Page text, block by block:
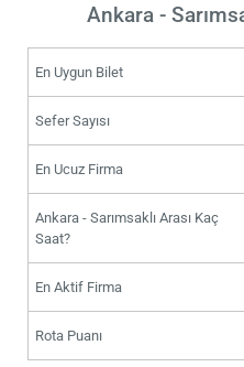
Ankara -
En Uygun Bilet
Sefer Sayısı
En Ucuz Firma
Ankara - Sarımsaklı Arası Kaç
Saat?
En Aktif Firma
Rota Puanı